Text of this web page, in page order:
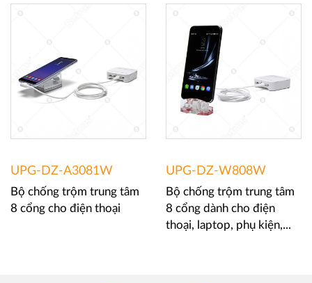
UPG-DZ-A3081W
Bộ chống trộm trung tâm
8 cổng cho điện thoại
UPG-DZ-W808W
Bộ chống trộm trung tâm
8 cổng dành cho điện
thoại, laptop, phụ kiện,...